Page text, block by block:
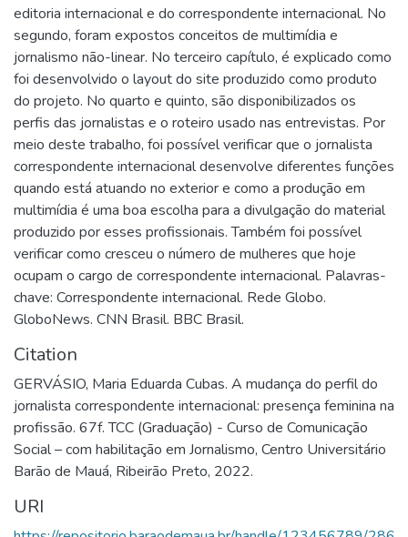
editoria internacional e do correspondente internacional. No
segundo, foram expostos conceitos de multimídia e
jornalismo não-linear. No terceiro capítulo, é explicado como
foi desenvolvido o layout do site produzido como produto
do projeto. No quarto e quinto, são disponibilizados os
perfis das jornalistas e o roteiro usado nas entrevistas. Por
meio deste trabalho, foi possível verificar que o jornalista
correspondente internacional desenvolve diferentes funções
quando está atuando no exterior e como a produção em
multimídia é uma boa escolha para a divulgação do material
produzido por esses profissionais. Também foi possível
verificar como cresceu o número de mulheres que hoje
ocupam o cargo de correspondente internacional. Palavras-
chave: Correspondente internacional. Rede Globo.
GloboNews. CNN Brasil. BBC Brasil.
Citation
GERVÁSIO, Maria Eduarda Cubas. A mudança do perfil do
jornalista correspondente internacional: presença feminina na
profissão. 67f. TCC (Graduação) - Curso de Comunicação
Social – com habilitação em Jornalismo, Centro Universitário
Barão de Mauá, Ribeirão Preto, 2022.
URI